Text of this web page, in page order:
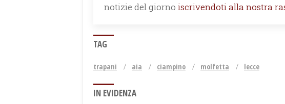
notizie del giorno iscrivendoti alla nostra
TAG
trapani aia ciampino molfetta lecce
IN EVIDENZA